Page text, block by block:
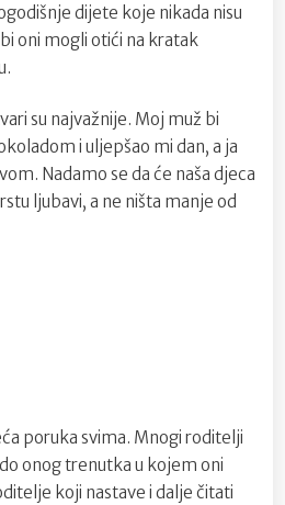
dijete koje nikada nisu
oni mogli otići na kratak
su najvažnije. Moj muž bi
i uljepšao mi dan, a ja
Nadamo se da će naša djeca
ljubavi, a ne ništa manje od
poruka svima. Mnogi roditelji
onog trenutka u kojem oni
koji nastave i dalje čitati